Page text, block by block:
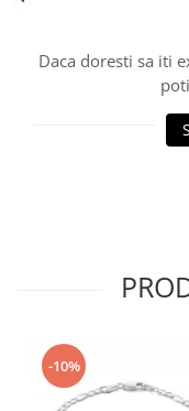
Daca doresti sa iti
-10%